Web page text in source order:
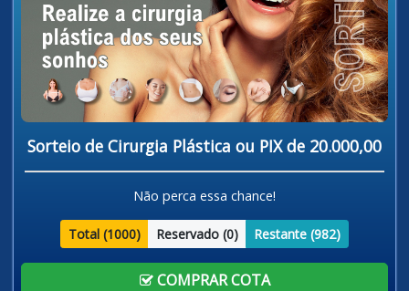
Sorteio de Cirurgia Plástica ou PIX de 20.000,00
Não perca essa chance!
Total (1000) Reservado (0) Restante (982)
COMPRAR COTA